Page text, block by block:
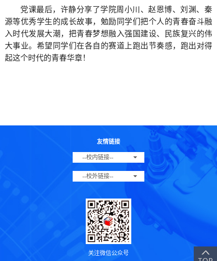
党课最后，许静分享了学院周小川、赵恩博、刘渊、秦
源等优秀学生的成长故事，勉励同学们把个人的青春奋斗融
入时代发展大潮，把青春梦想融入强国建设、民族复兴的伟
大事业。希望同学们在各自的赛道上跑出节奏感，跑出对得
起这个时代的青春华章！
友情链接
--校内链接--
--校外链接--
关注微信公众号